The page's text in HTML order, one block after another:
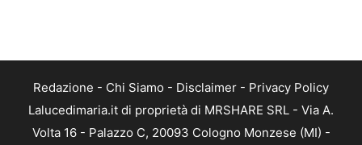
Redazione - Chi Siamo - Disclaimer - Privacy Policy
Lalucedimaria.it di proprietà di MRSHARE SRL - Via A.
Volta 16 - Palazzo C, 20093 Cologno Monzese (MI) -